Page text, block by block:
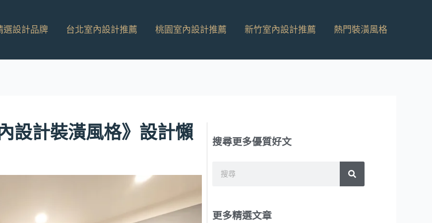
選設計品牌 台北室內設計推薦 桃園室內設計推薦 新竹室內設計推薦 熱門裝潢風格
設計裝潢風格》設計懶
搜尋更多優質好文
搜
尋
更多精選文章